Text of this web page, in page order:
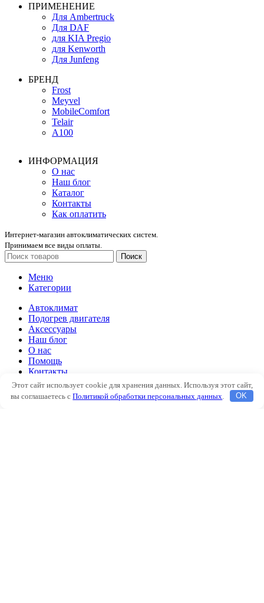
ПРИМЕНЕНИЕ
Для Ambertruck
Для DAF
для KIA Pregio
для Kenworth
Для Junfeng
БРЕНД
Frost
Meyvel
MobileComfort
Telair
А100
ИНФОРМАЦИЯ
О нас
Наш блог
Каталог
Контакты
Как оплатить
Интернет-магазин автоклиматических систем.
Принимаем все виды оплаты.
Поиск
Меню
Категории
Автоклимат
Подогрев двигателя
Аксессуары
Наш блог
О нас
Помощь
Контакты
Автоклимат
Подогрев двигателя
Этот сайт использует cookie для хранения данных. Используя этот сайт,
вы соглашаетесь сПолитикой обработки персональных данных OK